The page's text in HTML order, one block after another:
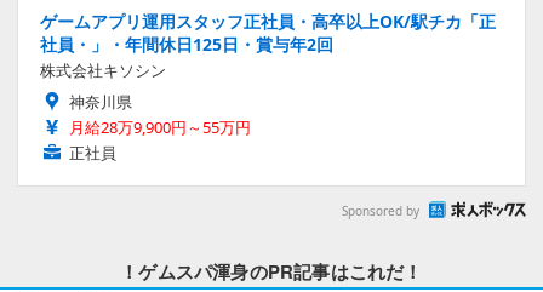
ゲームアプリ運用スタッフ正社員・高卒以上OK/駅チカ「正
社員・」・年間休日125日・賞与年2回
株式会社キソシン
神奈川県
月給28万9,900円～55万円
正社員
Sponsored by
！ゲムスパ渾身のPR記事はこれだ！